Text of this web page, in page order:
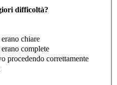
difficoltà?
chiare
complete
procedendo correttamente